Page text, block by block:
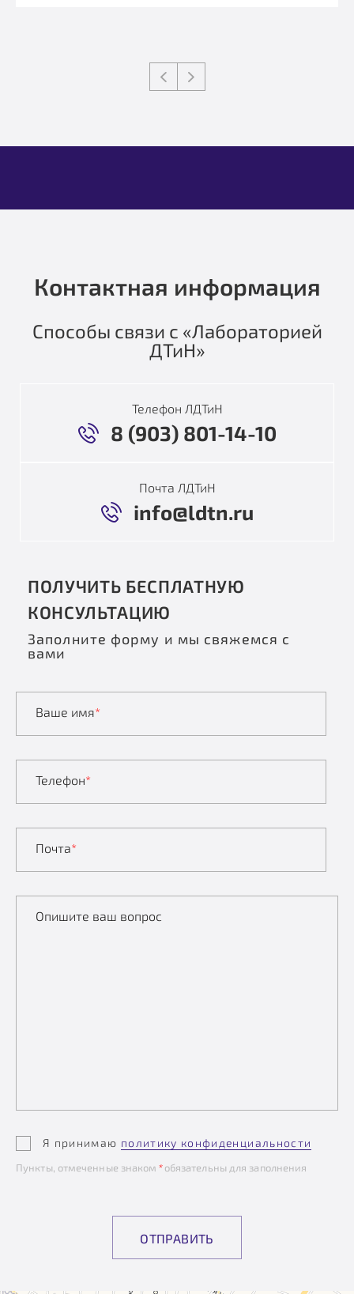
Контактная информация
Способы связи с «Лабораторией
ДТиН»
Телефон ЛДТиН
8 (903) 801-14-10
Почта ЛДТиН
info@ldtn.ru
ПОЛУЧИТЬ БЕСПЛАТНУЮ
КОНСУЛЬТАЦИЮ
Заполните форму и мы свяжемся с
вами
Ваше имя*
Телефон*
Почта*
Опишите ваш вопрос
Я принимаю политику конфиденциальности
Пункты, отмеченные знаком *обязательны для заполнения
ОТПРАВИТЬ